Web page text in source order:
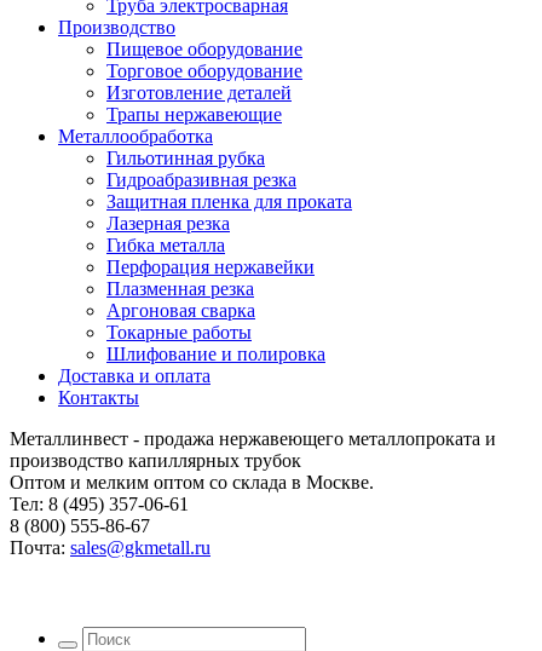
Труба электросварная
Производство
Пищевое оборудование
Торговое оборудование
Изготовление деталей
Трапы нержавеющие
Металлообработка
Гильотинная рубка
Гидроабразивная резка
Защитная пленка для проката
Лазерная резка
Гибка металла
Перфорация нержавейки
Плазменная резка
Аргоновая сварка
Токарные работы
Шлифование и полировка
Доставка и оплата
Контакты
Металлинвест - продажа нержавеющего металлопроката и
производство капиллярных трубок
Оптом и мелким оптом со склада в Москве.
Тел: 8 (495) 357-06-61
8 (800) 555-86-67
Почта: sales@gkmetall.ru